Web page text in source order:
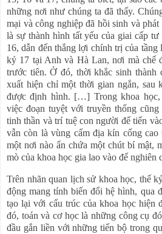
những nơi như chúng ta đã thấy.
mại và công nghiệp đã hồi sinh và
là sự thành hình tất yếu của giai cấp
16, dẫn đến thắng lợi chính trị của
kỷ 17 tại Anh và Hà Lan, nơi mà chế
trước tiên. Ở đó, thời khắc sinh thành
xuất hiện chỉ một thời gian ngắn, sau
được định hình. […] Trong khoa
việc đoạn tuyệt với truyền thống
tinh thần và trí tuệ con người để tiến
vẫn còn là vùng cấm địa kín cổng
một nơi nào ẩn chứa một chút bí mật,
mò của khoa học gia lao vào để nghiên
Trên nhãn quan lịch sử khoa học, thế
động mang tính biến đổi hệ hình, qua
tạo lại với cấu trúc của khoa học hiện
đó, toán và cơ học là những công cụ
đầu gắn liền với những tiến bộ trong